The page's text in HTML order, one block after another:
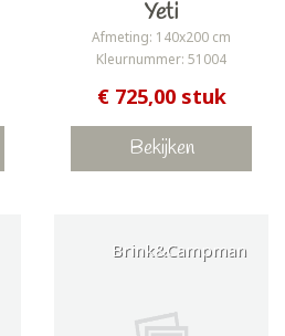
Yeti
Afmeting: 140x200 cm
Kleurnummer: 51004
€ 725,00 stuk
Bekijken
Brink&Campman